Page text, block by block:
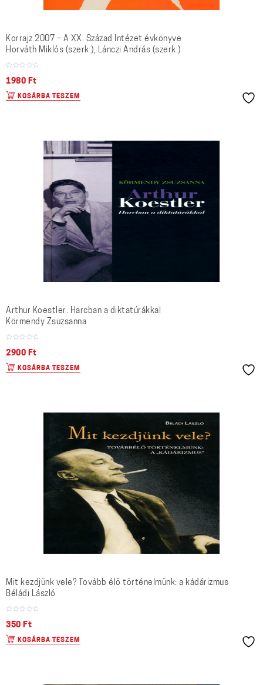
Korrajz 2007 – A XX. Század Intézet évkönyve
Horváth Miklós (szerk.), Lánczi András (szerk.)
1980 Ft
KOSÁRBA TESZEM
Arthur Koestler. Harcban a diktatúrákkal
Körmendy Zsuzsanna
2900 Ft
KOSÁRBA TESZEM
Mit kezdjünk vele? Tovább élő történelmünk: a kádárizmus
Béládi László
350 Ft
KOSÁRBA TESZEM